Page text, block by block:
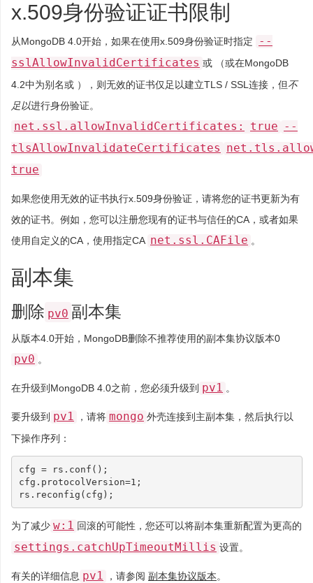
x.509身份验证证书限制
从MongoDB 4.0开始，如果在使用x.509身份验证时指定
--
sslAllowInvalidCertificates 或 （或在MongoDB
4.2中为别名或 ），则无效的证书仅足以建立TLS / SSL连接，但不
足以进行身份验证。
net.ssl.allowInvalidCertificates: true --
tlsAllowInvalidateCertificates
true
如果您使用无效的证书执行x.509身份验证，请将您的证书更新为有
效的证书。例如，您可以注册您现有的证书与信任的CA，或者如果
使用自定义的CA，使用指定CA net.ssl.CAFile 。
副本集
删除 pv0 副本集
从版本4.0开始，MongoDB删除不推荐使用的副本集协议版本0
pv0 。
在升级到MongoDB 4.0之前，您必须升级到 pv1 。
要升级到 pv1 ，请将 mongo 外壳连接到主副本集，然后执行以
下操作序列：
cfg = rs.conf () ;
cfg.protocolVersion=1 ;
rs.reconfig ( cfg ) ;
为了减少 w:1 回滚的可能性，您还可以将副本集重新配置为更高的
settings.catchUpTimeoutMillis 设置。
有关的详细信息 pv1 ，请参阅 副本集协议版本。